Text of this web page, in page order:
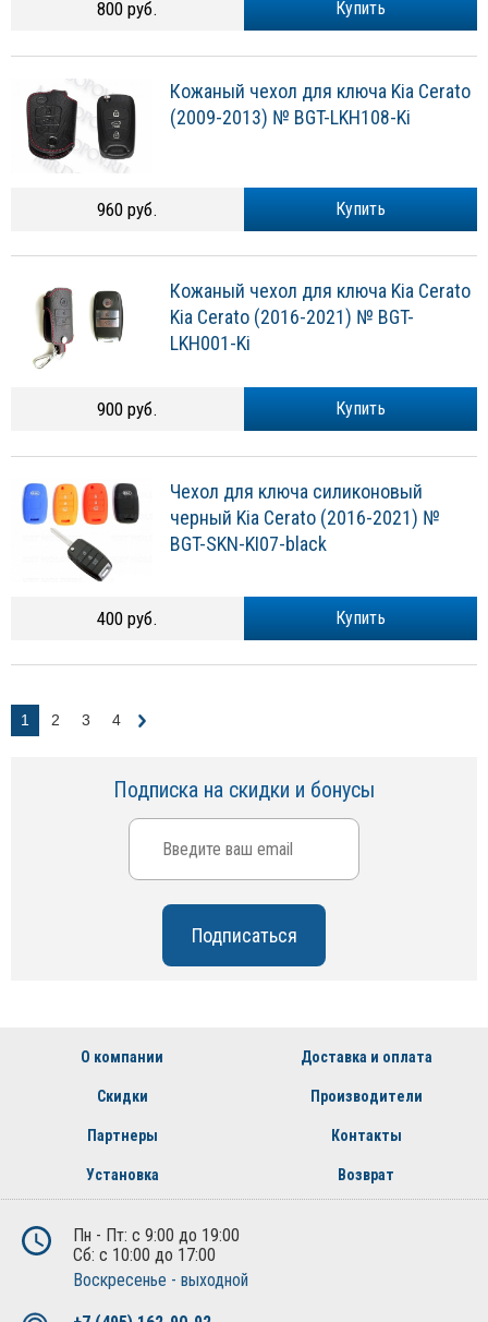
Купить
800 руб.
Кожаный чехол для ключа Kia Cerato
(2009-2013) № BGT-LKH108-Ki
Купить
960 руб.
Кожаный чехол для ключа Kia Cerato
Kia Cerato (2016-2021) № BGT-
LKH001-Ki
Купить
900 руб.
Чехол для ключа силиконовый
черный Kia Cerato (2016-2021) №
BGT-SKN-KI07-black
Купить
400 руб.
1 2 3 4
Подписка на скидки и бонусы
О компании Доставка и оплата
Скидки Производители
Партнеры Контакты
Установка Возврат
Пн - Пт: с 9:00 до 19:00
Сб: с 10:00 до 17:00
Воскресенье - выходной